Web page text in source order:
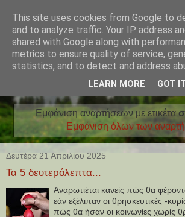
Εμφάνιση αναρτήσεων με ετικέτα
Εμφάνιση όλων των
Δευτέρα 21 Απριλίου 2025
Τα 5 δευτερόλεπτα...
Αναρωτιέται κανείς πώς θα
εάν εξέλιπαν οι θρησκευτικές -
πώς θα ήσαν οι κοινωνίες χωρίς
This site uses cookies from Google to
and to analyze traffic. Your IP address
shared with Google along with
metrics to ensure quality of service,
statistics, and to detect and address
LEARN MORE GOT IT